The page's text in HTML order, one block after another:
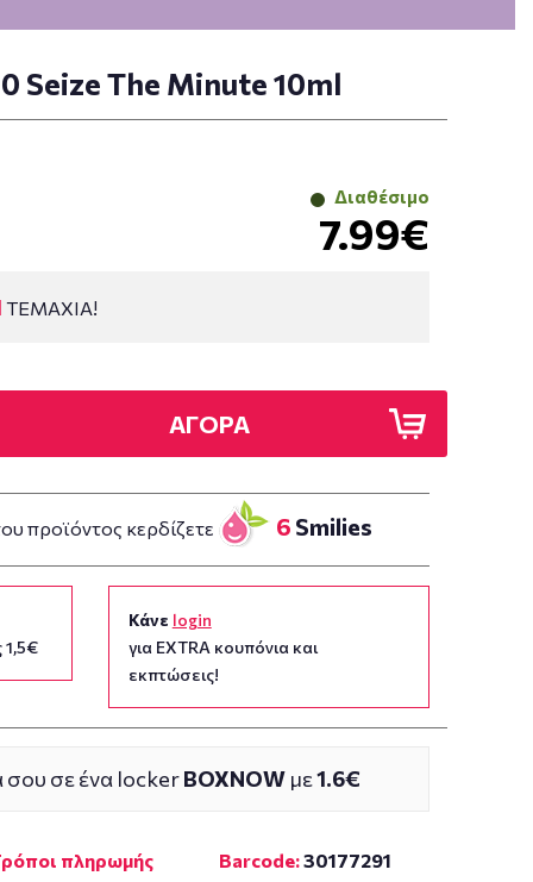
Seize The Minute 10ml
Διαθέσιμο
7.99€
ΤΕΜΑΧΙΑ!
ΑΓΟΡΑ
προϊόντος κερδίζετε 6 Smilies
1,5€
Κάνε login
για EXTRA κουπόνια και
εκπτώσεις!
σε ένα lockerBOXNOW με1.6€
πληρωμής Barcode:30177291